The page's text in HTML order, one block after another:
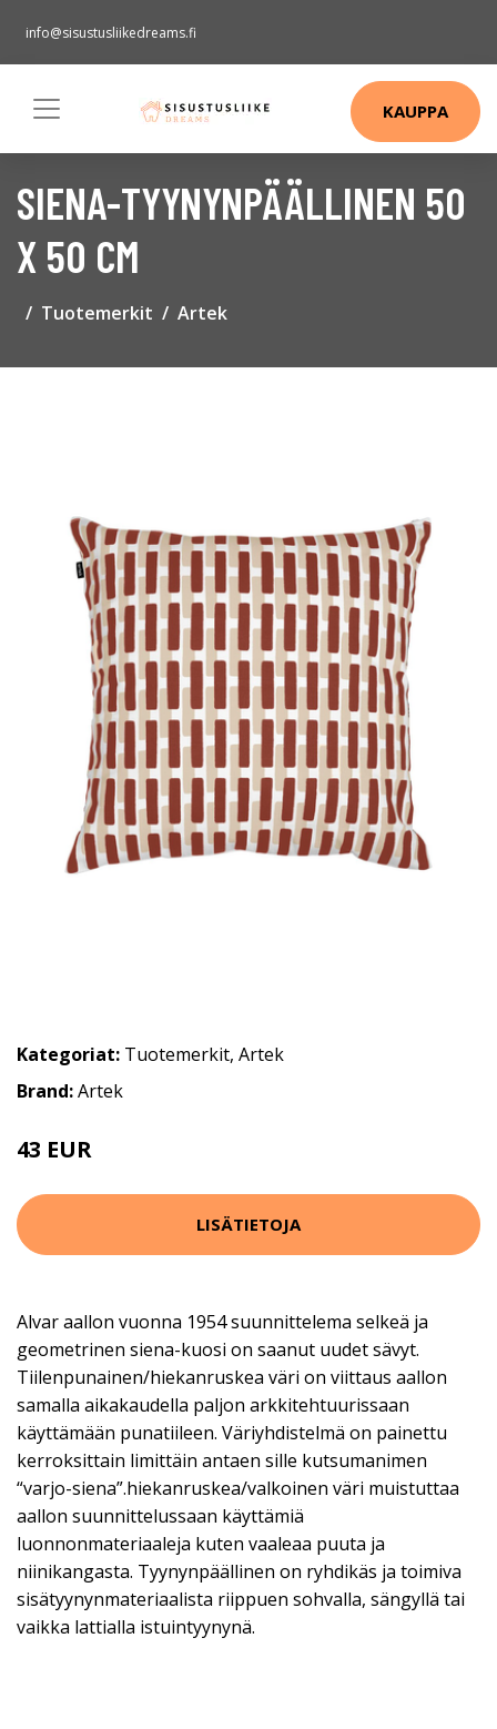
info@sisustusliikedreams.fi
KAUPPA
SIENA-TYYNYNPÄÄLLINEN 50
X 50 CM
Tuotemerkit Artek
Kategoriat: Tuotemerkit, Artek
Brand:Artek
43 EUR
LISÄTIETOJA
Alvar aallon vuonna 1954 suunnittelema selkeä ja
geometrinen siena-kuosi on saanut uudet sävyt.
Tiilenpunainen/hiekanruskea väri on viittaus aallon
samalla aikakaudella paljon arkkitehtuurissaan
käyttämään punatiileen. Väriyhdistelmä on painettu
kerroksittain limittäin antaen sille kutsumanimen
“varjo-siena”.hiekanruskea/valkoinen väri muistuttaa
aallon suunnittelussaan käyttämiä
luonnonmateriaaleja kuten vaaleaa puuta ja
niinikangasta. Tyynynpäällinen on ryhdikäs ja toimiva
sisätyynynmateriaalista riippuen sohvalla, sängyllä tai
vaikka lattialla istuintyynynä.